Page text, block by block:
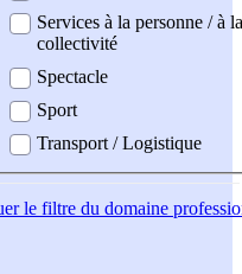
Services à la personne / à la
collectivité
Spectacle
Sport
Transport / Logistique
le filtre du domaine